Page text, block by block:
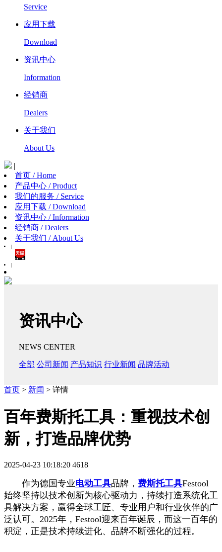
Service
应用下载
Download
资讯中心
Information
经销商
Dealers
关于我们
About Us
|
首页 / Home
产品中心 / Product
我们的服务 / Service
应用下载 / Download
资讯中心 / Information
经销商 / Dealers
关于我们 / About Us
|
|
资讯中心
NEWS CENTER
全部 公司新闻 产品知识 行业新闻 品牌活动
首页 > 新闻 > 详情
百年费斯托工具：重视技术创
新，打造品牌优势
2025-04-23 10:18:20 4618
作为德国专业电动工具品牌， 费斯托工具Festool
始终坚持以技术创新为核心驱动力，持续打造系统化工
具解决方案，赢得全球工匠、专业用户和行业伙伴的广
泛认可。2025年，Festool迎来百年诞辰，而这一百年的
积淀，正是技术持续进化、品牌不断强化的过程。